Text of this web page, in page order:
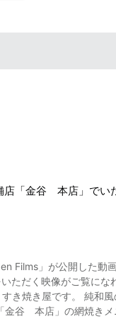
「金谷 本店」でい
Films」が公開した
す。 三重県伊賀市の「金谷 本
き焼き屋です。 純和